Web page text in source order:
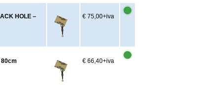
HOLE –
€ 75,00+iva
€ 66,40+iva